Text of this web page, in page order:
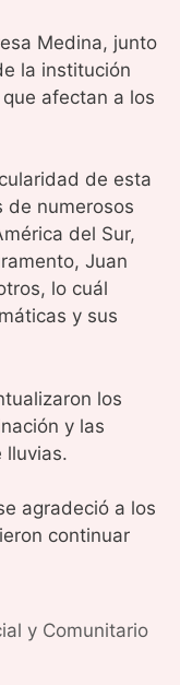
Medina, junto
la institución
afectan a los
de esta
de numerosos
del Sur,
Juan
lo cuál
y sus
los
y las
lluvias.
agradeció a los
continuar
y Comunitario